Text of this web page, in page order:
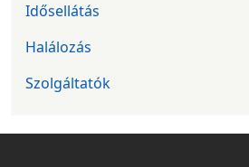
Idősellátás
Halálozás
Szolgáltatók